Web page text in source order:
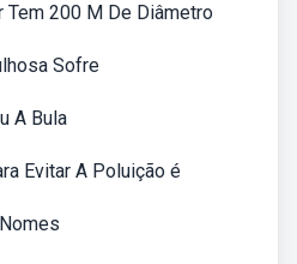
Tem 200 M De Diâmetro
Sofre
A Bula
Evitar A Poluição é